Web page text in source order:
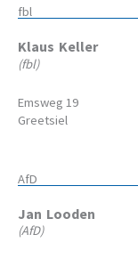
fbl
Klaus Keller
(fbl)
Emsweg 19
Greetsiel
AfD
Jan Looden
(AfD)